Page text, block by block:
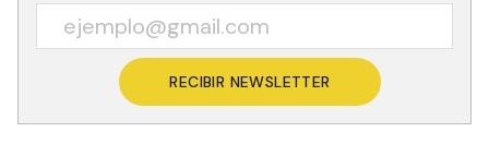
RECIBIR NEWSLETTER